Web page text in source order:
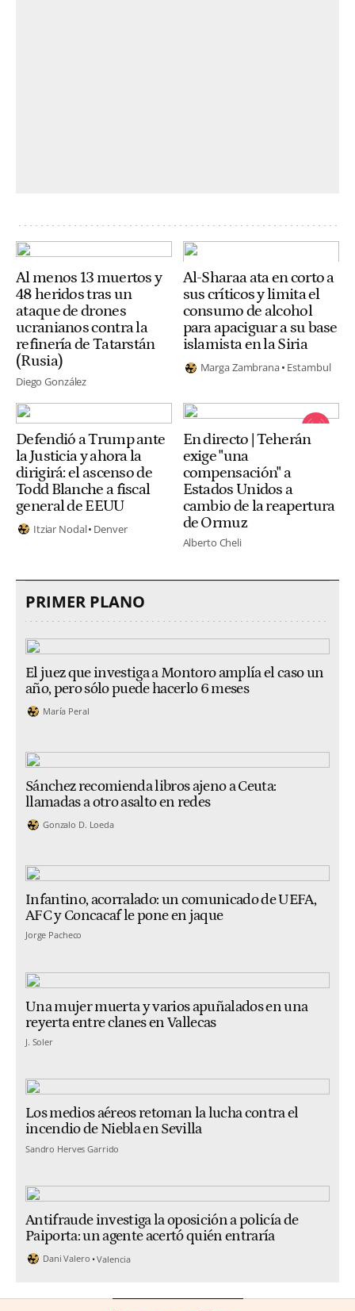
Al menos 13 muertos y
48 heridos tras un
ataque de drones
ucranianos contra la
refinería de Tatarstán
(Rusia)
Diego González
Al-Sharaa ata en corto a
sus críticos y limita el
consumo de alcohol
para apaciguar a su base
islamista en la Siria
Marga Zambrana Estambul
Defendió a Trump ante
la Justicia y ahora la
dirigirá: el ascenso de
Todd Blanche a fiscal
general de EEUU
Itziar Nodal Denver
En directo | Teherán
exige "una
compensación" a
Estados Unidos a
cambio de la reapertura
de Ormuz
Alberto Cheli
PRIMER PLANO
El juez que investiga a Montoro amplía el caso un
año, pero sólo puede hacerlo 6 meses
María Peral
Sánchez recomienda libros ajeno a Ceuta:
llamadas a otro asalto en redes
Gonzalo D. Loeda
Infantino, acorralado: un comunicado de UEFA,
AFC y Concacaf le pone en jaque
Jorge Pacheco
Una mujer muerta y varios apuñalados en una
reyerta entre clanes en Vallecas
J. Soler
Los medios aéreos retoman la lucha contra el
incendio de Niebla en Sevilla
Sandro Herves Garrido
Antifraude investiga la oposición a policía de
Paiporta: un agente acertó quién entraría
Dani Valero Valencia